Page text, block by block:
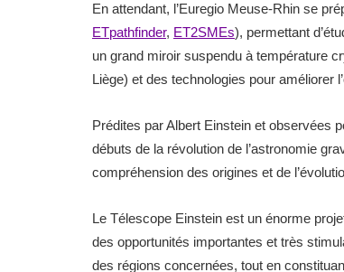
En attendant, l’Euregio Meuse-Rhin se
ETpathfinder, ET2SMEs), permettant
un grand miroir suspendu à température
Liège) et des technologies pour améliorer
Prédites par Albert Einstein et observées
débuts de la révolution de l’astronomie
compréhension des origines et de
Le Télescope Einstein est un énorme
des opportunités importantes et très
des régions concernées, tout en